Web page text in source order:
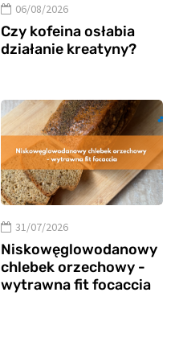
06/08/2026
Czy kofeina osłabia
działanie kreatyny?
31/07/2026
Niskowęglowodanowy
chlebek orzechowy -
wytrawna fit focaccia